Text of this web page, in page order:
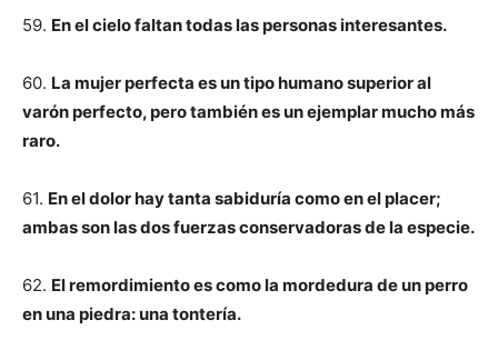
59. En el cielo faltan todas las personas interesantes.
60. La mujer perfecta es un tipo humano superior al
varón perfecto, pero también es un ejemplar mucho más
raro.
61. En el dolor hay tanta sabiduría como en el placer;
ambas son las dos fuerzas conservadoras de la especie.
62. El remordimiento es como la mordedura de un perro
en una piedra: una tontería.